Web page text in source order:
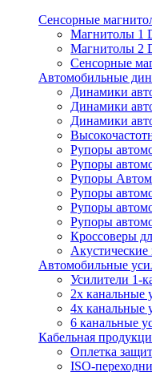
Сенсорные
Магнитолы 1
Магнитолы 2
Сенсорные
Автомобильные
Динамики
Динамики
Динамики
Рупоры
Рупоры
Рупоры
Рупоры
Рупоры
Рупоры
Кроссоверы
Автомобильные
Усилители 1-
2х канальные
4х канальные
6 канальные
Кабельная
Оплетка
ISO-